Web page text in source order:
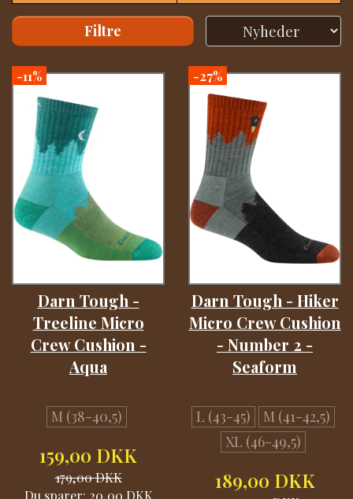
Filtre
-11%
Darn Tough -
Treeline Micro
Crew Cushion -
Aqua
M (38-40,5)
159,00 DKK
179,00 DKK
Du sparer: 20,00 DKK
-27%
Darn Tough - Hiker
Micro Crew Cushion
- Number 2 -
Seaform
L (43-45)
M (41-42,5)
XL (46-49,5)
189,00 DKK